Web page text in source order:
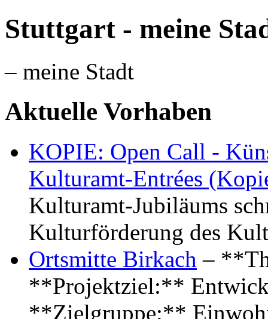
Stuttgart - meine
– meine Stadt
Aktuelle Vorhaben
KOPIE: Open Call -
Kulturamt-Entrées
Kulturamt-Jubiläums
Kulturförderung des
Ortsmitte Birkach –
**Projektziel:**
**Zielgruppe:**